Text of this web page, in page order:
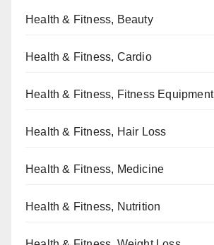
Health & Fitness, Beauty
Health & Fitness, Cardio
Health & Fitness, Fitness Equipment
Health & Fitness, Hair Loss
Health & Fitness, Medicine
Health & Fitness, Nutrition